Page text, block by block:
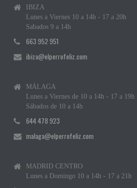
IBIZA
Lunes a Viernes 10 a 14h - 17 a 20h
Sabados 9 a 14h
663 952 951
ibiza@elperrofeliz.com
MÁLAGA
Lunes a Viernes de 10 a 14h - 17 a 19h
Sábados de 10 a 14h
644 478 923
malaga@elperrofeliz.com
MADRID CENTRO
Lunes a Domingo 10 a 14h - 17 a 21h